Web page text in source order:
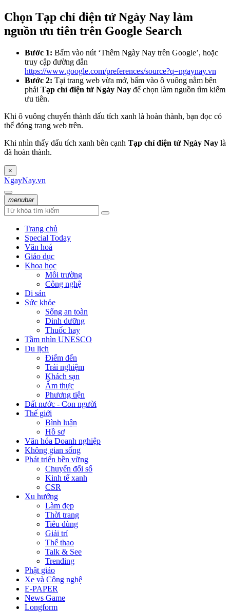
Chọn Tạp chí điện tử Ngày Nay làm
nguồn ưu tiên trên Google Search
Bước 1: Bấm vào nút ‘Thêm Ngày Nay trên Google’, hoặc
truy cập đường dẫn
https://www.google.com/preferences/source?q=ngaynay.vn
Bước 2: Tại trang web vừa mở, bấm vào ô vuông nằm bên
phải Tạp chí điện tử Ngày Nay để chọn làm nguồn tìm kiếm
ưu tiên.
Khi ô vuông chuyển thành dấu tích xanh là hoàn thành, bạn đọc có
thể đóng trang web trên.
Khi nhìn thấy dấu tích xanh bên cạnh Tạp chí điện tử Ngày Nay là
đã hoàn thành.
×
NgayNay.vn
menubar
Trang chủ
Special Today
Văn hoá
Giáo dục
Khoa học
Môi trường
Công nghệ
Di sản
Sức khỏe
Sống an toàn
Dinh dưỡng
Thuốc hay
Tầm nhìn UNESCO
Du lịch
Điểm đến
Trải nghiệm
Khách sạn
Ẩm thực
Phương tiện
Đất nước - Con người
Thế giới
Bình luận
Hồ sơ
Văn hóa Doanh nghiệp
Không gian sống
Phát triển bền vững
Chuyển đổi số
Kinh tế xanh
CSR
Xu hướng
Làm đẹp
Thời trang
Tiêu dùng
Giải trí
Thể thao
Talk & See
Trending
Phật giáo
Xe và Công nghệ
E-PAPER
News Game
Longform